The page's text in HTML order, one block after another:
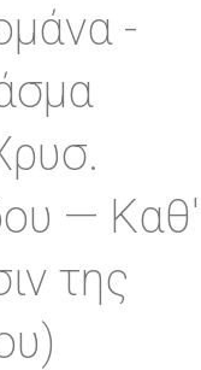
-
— Καθ'
της